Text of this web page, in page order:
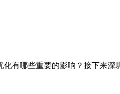
有哪些重要的影响？接下来深